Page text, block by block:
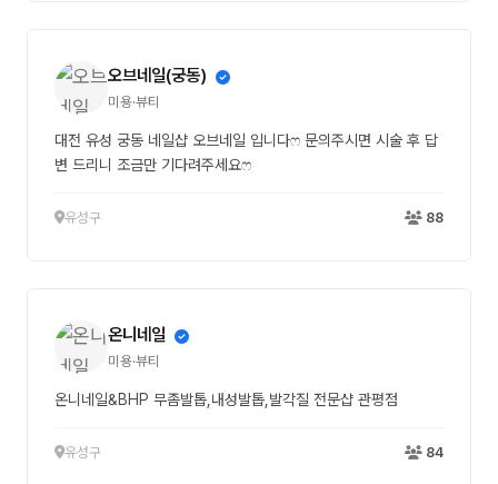
오브네일(궁동)
미용·뷰티
대전 유성 궁동 네일샵 오브네일 입니다ෆ 문의주시면 시술 후 답
변 드리니 조금만 기다려주세요ෆ
유성구 88
온니네일
미용·뷰티
온니네일&BHP 무좀발톱,내성발톱,발각질 전문샵 관평점
유성구 84